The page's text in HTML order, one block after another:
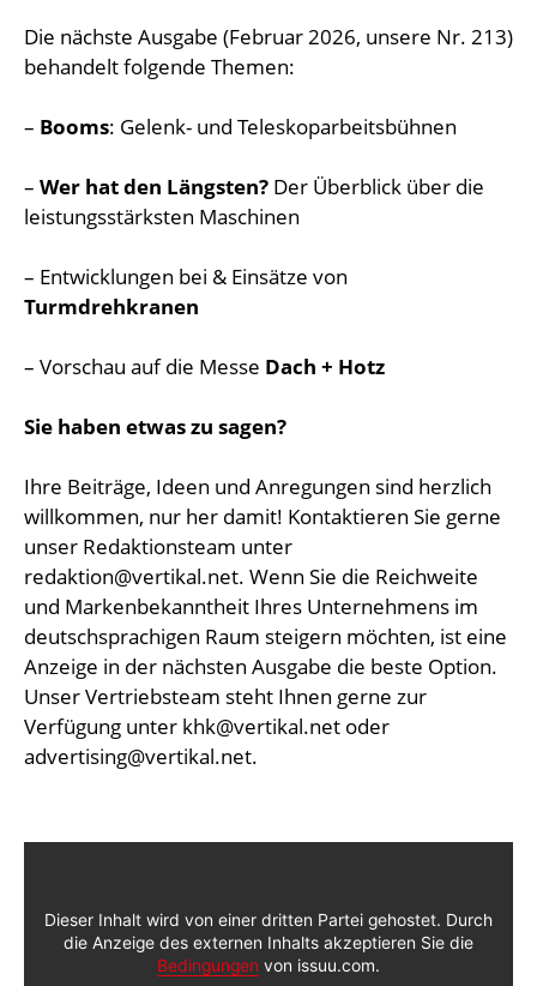
Die nächste Ausgabe (Februar 2026, unsere Nr. 213)
behandelt folgende Themen:
– Booms: Gelenk- und Teleskoparbeitsbühnen
– Wer hat den Längsten? Der Überblick über die
leistungsstärksten Maschinen
– Entwicklungen bei & Einsätze von
Turmdrehkranen
– Vorschau auf die Messe Dach + Hotz
Sie haben etwas zu sagen?
Ihre Beiträge, Ideen und Anregungen sind herzlich
willkommen, nur her damit! Kontaktieren Sie gerne
unser Redaktionsteam unter
redaktion@vertikal.net. Wenn Sie die Reichweite
und Markenbekanntheit Ihres Unternehmens im
deutschsprachigen Raum steigern möchten, ist eine
Anzeige in der nächsten Ausgabe die beste Option.
Unser Vertriebsteam steht Ihnen gerne zur
Verfügung unter khk@vertikal.net oder
advertising@vertikal.net.
Dieser Inhalt wird von einer dritten Partei gehostet. Durch
die Anzeige des externen Inhalts akzeptieren Sie die
Bedingungen von issuu.com.